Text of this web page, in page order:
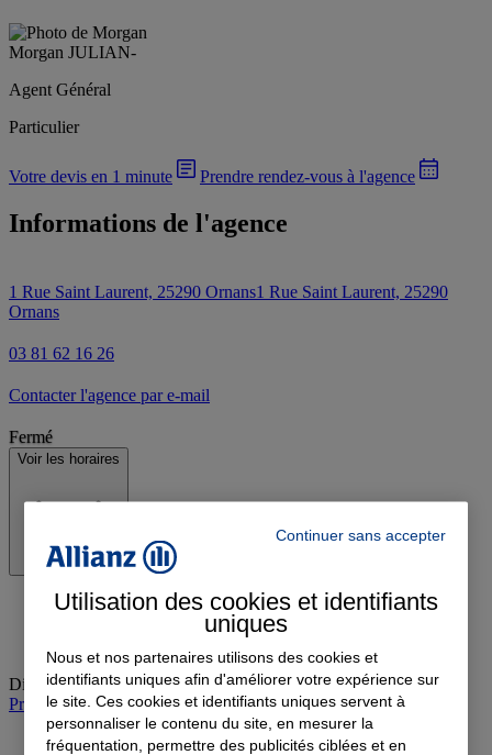
Morgan JULIAN-
Agent Général
Particulier
Votre devis en 1 minute Prendre rendez-vous à l'agence
Informations de l'agence
1 Rue Saint Laurent, 25290 Ornans1 Rue Saint Laurent, 25290
Ornans
03 81 62 16 26
Contacter l'agence par e-mail
Fermé
Voir les horaires
Dimanche: Fermé
Prendre rendez-vous à l'agence
Continuer sans accepter
Utilisation des cookies et identifiants
uniques
Nous et nos partenaires utilisons des cookies et
identifiants uniques afin d'améliorer votre expérience sur
le site. Ces cookies et identifiants uniques servent à
personnaliser le contenu du site, en mesurer la
fréquentation, permettre des publicités ciblées et en